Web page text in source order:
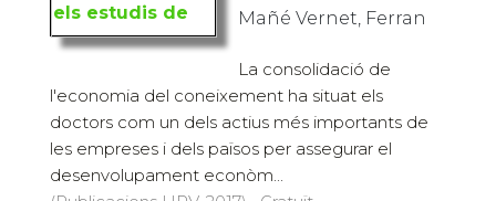
Mañé Vernet, Ferran
La consolidació de
l'economia del coneixement ha situat els
doctors com un dels actius més importants de
les empreses i dels països per assegurar el
desenvolupament econòm...